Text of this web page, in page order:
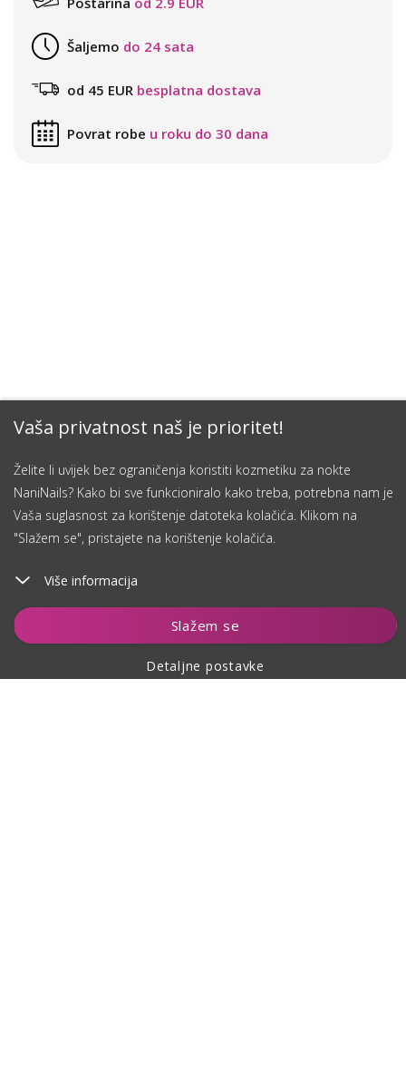
Vaša privatnost naš je prioritet!
Želite li uvijek bez ograničenja koristiti kozmetiku za nokte
NaniNails? Kako bi sve funkcioniralo kako treba, potrebna nam je
Vaša suglasnost za korištenje datoteka kolačića. Klikom na
"Slažem se", pristajete na korištenje kolačića.
Više informacija
Slažem se
Detaljne postavke
Dodaj u košaricu
Šaljemo do 24 sata
od 45 EUR besplatna dostava
Povrat robe u roku do 30 dana